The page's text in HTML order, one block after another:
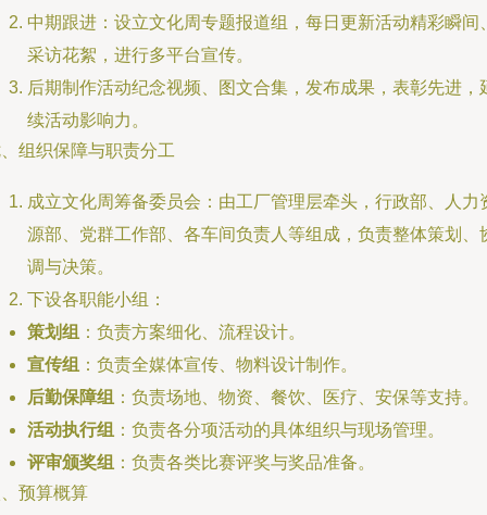
中期跟进：设立文化周专题报道组，每日更新活动精彩瞬间
采访花絮，进行多平台宣传。
后期制作活动纪念视频、图文合集，发布成果，表彰先进，
续活动影响力。
组织保障与职责分工
成立文化周筹备委员会：由工厂管理层牵头，行政部、人力
源部、党群工作部、各车间负责人等组成，负责整体策划、
调与决策。
下设各职能小组：
策划组 ：负责方案细化、流程设计。
宣传组 ：负责全媒体宣传、物料设计制作。
后勤保障组 ：负责场地、物资、餐饮、医疗、安保等支持。
活动执行组 ：负责各分项活动的具体组织与现场管理。
评审颁奖组 ：负责各类比赛评奖与奖品准备。
预算概算